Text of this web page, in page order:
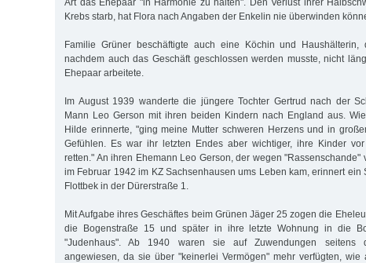
Krebs starb, hat Flora nach Angaben der Enkelin nie überwinden
Familie Grüner beschäftigte auch eine Köchin und Haushälterin,
nachdem auch das Geschäft geschlossen werden musste, nicht
Ehepaar arbeitete.
Im August 1939 wanderte die jüngere Tochter Gertrud nach der
Mann Leo Gerson mit ihren beiden Kindern nach England aus.
Hilde erinnerte, "ging meine Mutter schweren Herzens und in
Gefühlen. Es war ihr letzten Endes aber wichtiger, ihre Kinder
retten." An ihren Ehemann Leo Gerson, der wegen "Rassenschande"
im Februar 1942 im KZ Sachsenhausen ums Leben kam, erinnert ein
Flottbek in der Dürerstraße 1.
Mit Aufgabe ihres Geschäftes beim Grünen Jäger 25 zogen die
die Bogenstraße 15 und später in ihre letzte Wohnung in die
"Judenhaus". Ab 1940 waren sie auf Zuwendungen seitens
angewiesen, da sie über "keinerlei Vermögen" mehr verfügten, wie